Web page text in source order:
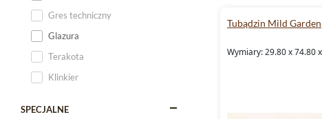
Gres techniczny
Glazura
Terakota
Klinkier
SPECJALNE
Tubądzin Mild Garden
Wymiary: 29.80 x 74.80